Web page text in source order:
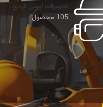
تجهیزات ایمنی فردی
105 محصول